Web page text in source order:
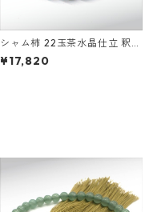
シャム柿 22玉茶水晶仕立 釈迦
凡天
¥17,820